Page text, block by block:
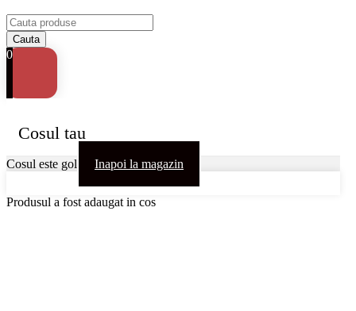
0
Cosul tau
Cosul este gol Inapoi la magazin
Produsul a fost adaugat in cos